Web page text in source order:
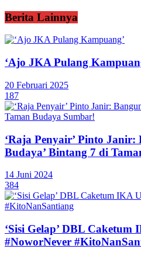
Berita Lainnya
‘Ajo JKA Pulang
20 Februari 2025
187
‘Raja Penyair’ Pinto Janir:
Budaya’ Bintang 7 di
14 Juni 2024
384
‘Sisi Gelap’ DBL Caketum
#NoworNever